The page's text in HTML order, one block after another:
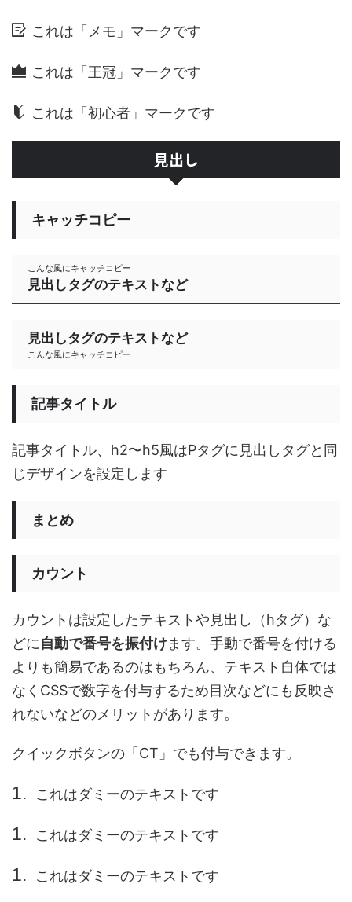
これは「メモ」マークです
これは「王冠」マークです
これは「初心者」マークです
見出し
キャッチコピー
こんな風にキャッチコピー
見出しタグのテキストなど
見出しタグのテキストなど
こんな風にキャッチコピー
記事タイトル
記事タイトル、h2〜h5風はPタグに見出しタグと同
じデザインを設定します
まとめ
カウント
カウントは設定したテキストや見出し（hタグ）な
どに自動で番号を振付けます。手動で番号を付ける
よりも簡易であるのはもちろん、テキスト自体では
なくCSSで数字を付与するため目次などにも反映さ
れないなどのメリットがあります。
クイックボタンの「CT」でも付与できます。
これはダミーのテキストです
これはダミーのテキストです
これはダミーのテキストです